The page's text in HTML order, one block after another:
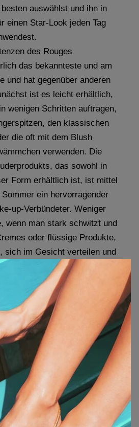
auswählst und ihn in
einen Star-Look jeden Tag
des Rouges
das bekannteste und am
und hat gegenüber anderen
ist es leicht erhältlich,
wenigen Schritten auftragen,
den klassischen
die oft mit dem Blush
verwenden. Die
das sowohl in
Form erhältlich ist, ist mittel
ein hervorragender
up-Verbündeter. Weniger
wenn man stark schwitzt und
oder flüssige Produkte,
sich im Gesicht verteilen und
lassen könnten. Es gibt
flüssig oder als Mousse, aber
bleibt das beste und auch
am beliebtesten. Unsere
haben zudem eine seidige
Teint verbindet und leicht ist,
auf den Wangen, um den
und die Gesichtszüge
Rouge aufträgt
Make-up aufzutragen ist
wie gesagt, wird dir große